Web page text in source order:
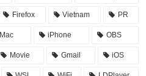
Firefox Vietnam PR
Mac iPhone OBS
Movie Gmail iOS